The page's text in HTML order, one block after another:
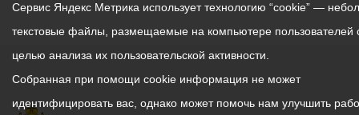
Сервис Яндекс Метрика использует технологию “cookie” —
текстовые файлы, размещаемые на компьютере пользователей
целью анализа их пользовательской активности.
Собранная при помощи cookie информация не может
идентифицировать вас, однако может помочь нам улучшить